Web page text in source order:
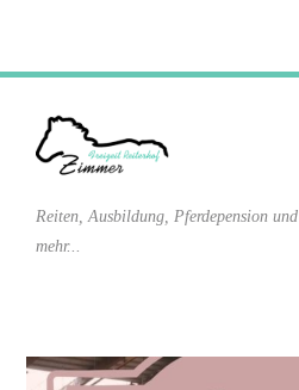
Reiten, Ausbildung, Pferdepension und
mehr...